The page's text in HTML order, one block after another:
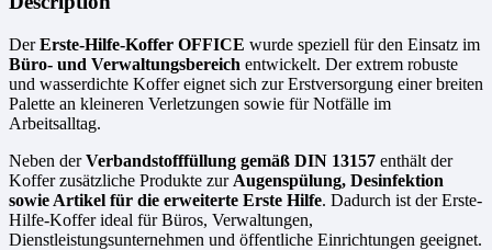
DerErste-Hilfe-Koffer OFFICE wurde speziell für den Einsatz im
Büro- und Verwaltungsbereich entwickelt. Der extrem robuste
und wasserdichte Koffer eignet sich zur Erstversorgung einer breiten
Palette an kleineren Verletzungen sowie für Notfälle im
Arbeitsalltag.
Neben derVerbandstofffüllung gemäß DIN 13157 enthält der
Koffer zusätzliche Produkte zur Augenspülung, Desinfektion
sowie Artikel für die erweiterte Erste Hilfe. Dadurch ist der Erste-
Hilfe-Koffer ideal für Büros, Verwaltungen,
Dienstleistungsunternehmen und öffentliche Einrichtungen geeignet.